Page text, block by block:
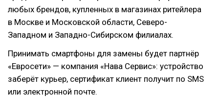
любых брендов, купленных в магазинах ритейлера
в Москве и Московской области, Северо-
Западном и Западно-Сибирском филиалах.
Принимать смартфоны для замены будет партнёр
«Евросети» — компания «Нава Сервис»: устройство
заберёт курьер, сертификат клиент получит по SMS
или электронной почте.